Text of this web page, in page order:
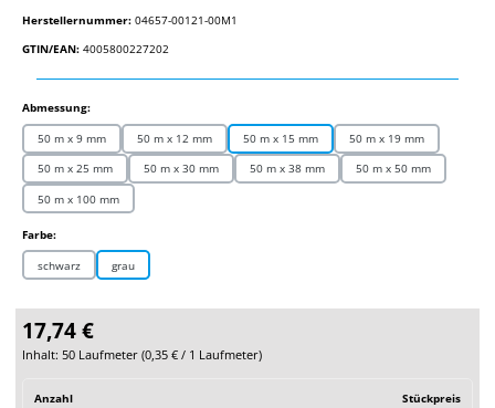
Herstellernummer: 04657-00121-00M1
GTIN/EAN: 4005800227202
Abmessung:auswählen
50 m x 9 mm 50 m x 12 mm 50 m x 15 mm
50 m x 19 mm
50 m x 25 mm
50 m x 30 mm 50 m x 38 mm
50 m x 50 mm
50 m x 100 mm
Farbe:auswählen
schwarz grau
17,74 €
Inhalt: 50 Laufmeter (0,35 € / 1 Laufmeter)
Anzahl Stückpreis